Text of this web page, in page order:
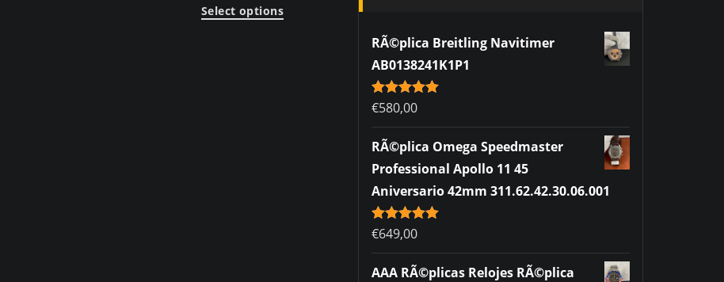
Select options
RÃ©plica Breitling Navitimer
AB0138241K1P1
Rated5.00
out of 5
€580,00
RÃ©plica Omega Speedmaster
Professional Apollo 11 45
Aniversario 42mm 311.62.42.30.06.001
Rated5.00
out of 5
€649,00
AAA RÃ©plicas Relojes RÃ©plica